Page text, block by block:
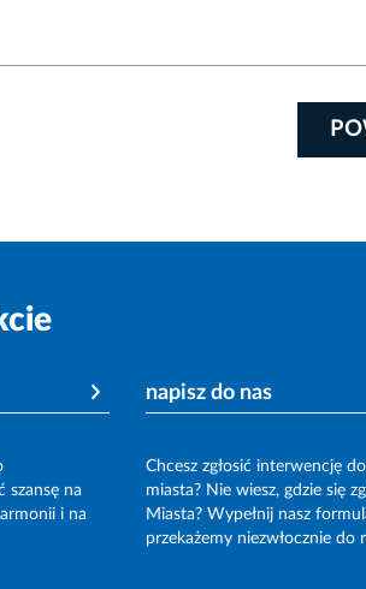
szansę na
i na
napisz do nas
Chcesz zgłosić interwencję
miasta? Nie wiesz, gdzie się
Miasta? Wypełnij nasz
przekażemy niezwłocznie do